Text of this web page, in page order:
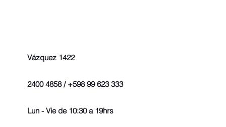
Vázquez 1422
2400 4858 / +598 99 623 333
Lun - Vie de 10:30 a 19hrs